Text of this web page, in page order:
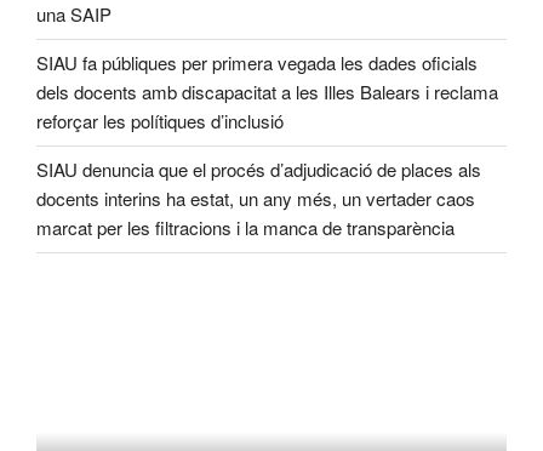
una SAIP
SIAU fa públiques per primera vegada les dades oficials
dels docents amb discapacitat a les Illes Balears i reclama
reforçar les polítiques d’inclusió
SIAU denuncia que el procés d’adjudicació de places als
docents interins ha estat, un any més, un vertader caos
marcat per les filtracions i la manca de transparència